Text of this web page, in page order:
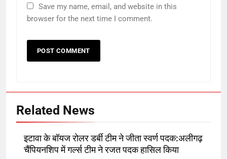
Save my name, email, and website in this
browser for the next time I comment.
Related News
इटावा के बॉयज रोलर डर्बी टीम ने जीता स्वर्ण पदक:अलीगढ़
चैंपियनशिप में गर्ल्स टीम ने रजत पदक हासिल किया
5
मिलेंगे:प्लेयर्स PM आवास पहुंचे, भारत ने
39 मेडल जीते थे
क्रिकेट
मिली राहत:निचले इलाकों में पानी भरने से
लोग परेशान, पांचना बांध का जलस्तर बढ़ा
उत्तर
7